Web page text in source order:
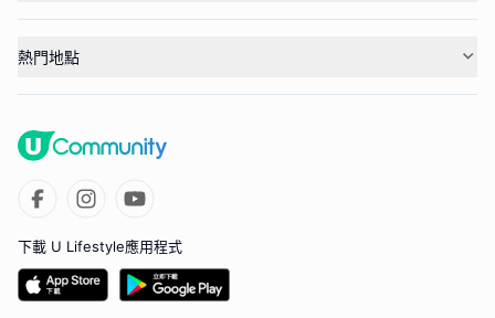
熱門地點
下載 U Lifestyle應用程式